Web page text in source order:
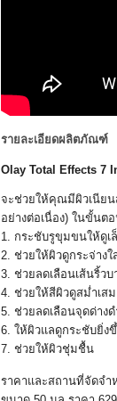
รายละเอียดผลิตภัณฑ์
Olay Total Effects 7
จะช่วยให้คุณมีผิวเนียน
อย่างต่อเนื่อง) ในขั้นต
1. กระชับรูขุมขนให้ดูเ
2. ช่วยให้ผิวดูกระจ่างใ
3. ช่วยลดเลือนเส้นริ้ว
4. ช่วยให้สีผิวดูสม่ำเส
5. ช่วยลดเลือนจุดด่างด
6. ให้ผิวแลดูกระชับยิ่ง
7. ช่วยให้ผิวชุ่มชื้น
ราคาและสถานที่จัดจ